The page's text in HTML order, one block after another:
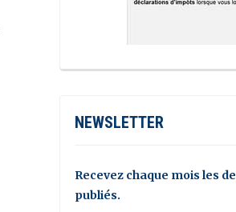
NEWSLETTER
Recevez chaque mois les
publiés.